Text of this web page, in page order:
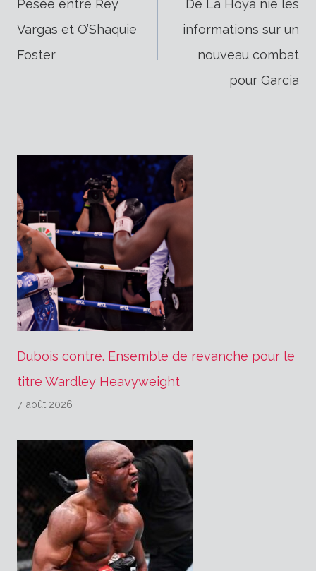
de
Pesée entre Rey
Vargas et O’Shaquie
Foster
De La Hoya nie les
informations sur un
nouveau combat
pour Garcia
Dubois contre. Ensemble de revanche pour le
titre Wardley Heavyweight
7 août 2026